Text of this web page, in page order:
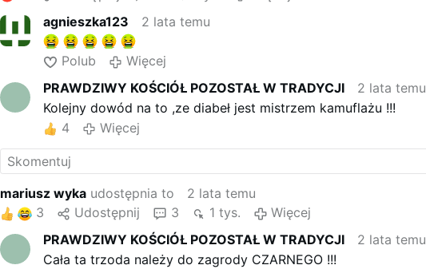
agnieszka123
2 lata temu
Polub
Więcej
PRAWDZIWY KOŚCIÓŁ POZOSTAŁ W TRADYCJI
2 lata temu
Kolejny dowód na to ,ze diabeł jest mistrzem kamuflażu !!!
4
Więcej
mariusz wyka udostępnia to
2 lata temu
3
Udostępnij 3 1 tys.
Więcej
PRAWDZIWY KOŚCIÓŁ POZOSTAŁ W TRADYCJI
2 lata temu
Cała ta trzoda należy do zagrody CZARNEGO !!!